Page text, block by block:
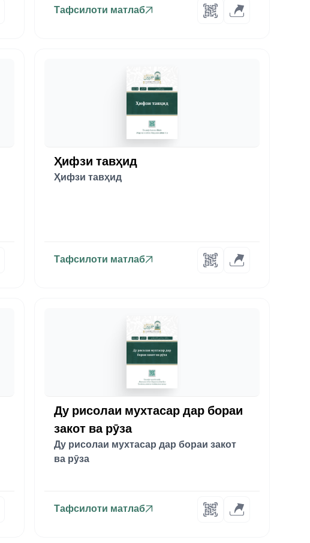
Тафсилоти матлаб
Ҳифзи тавҳид
Ҳифзи тавҳид
Тафсилоти матлаб
Ду рисолаи мухтасар дар бораи
закот ва рӯза
Ду рисолаи мухтасар дар бораи закот
ва рӯза
Тафсилоти матлаб